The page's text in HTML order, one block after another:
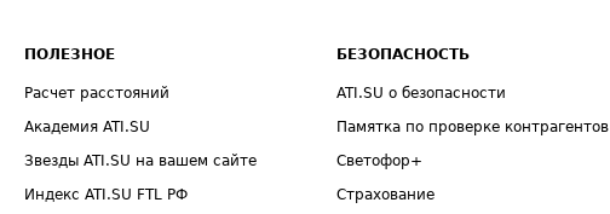
ПОЛЕЗНОЕ
Расчет расстояний
Академия ATI.SU
Звезды ATI.SU на вашем сайте
Индекс ATI.SU FTL РФ
БЕЗОПАСНОСТЬ
ATI.SU о безопасности
Памятка по проверке контрагентов
Светофор+
Страхование